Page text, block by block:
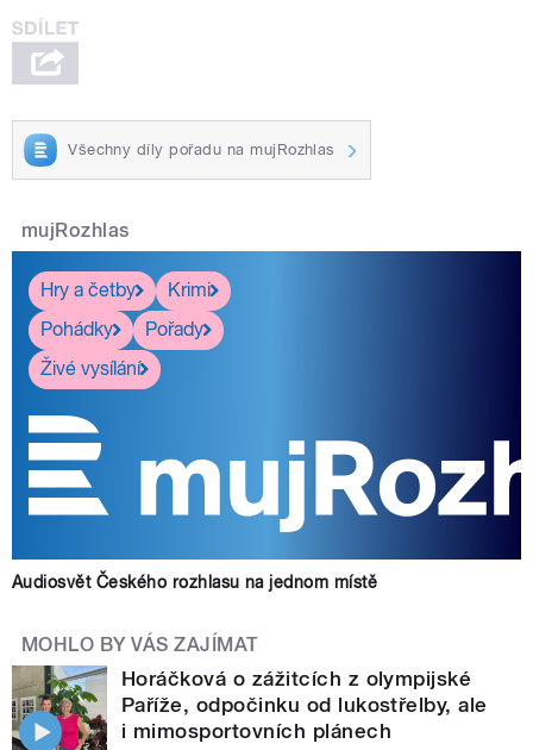
Všechny díly pořadu na mujRozhlas
mujRozhlas
Hry a četby
Krimi
Pohádky
Pořady
Živé vysílání
Audiosvět Českého rozhlasu na jednom místě
MOHLO BY VÁS ZAJÍMAT
Horáčková o zážitcích z olympijské
Paříže, odpočinku od lukostřelby, ale
i mimosportovních plánech